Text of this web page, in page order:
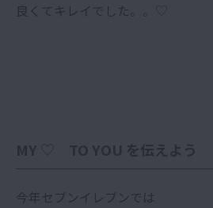
良くてキレイでした。。♡
今年セブンイレブンでは